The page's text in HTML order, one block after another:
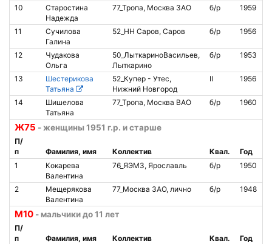
10
Старостина
Надежда
77_Тропа, Москва ЗАО б/р 1959
11
Сучилова
Галина
52_НН Саров, Саров б/р 1956
12
Чудакова
Ольга
50_ЛыткариноВасильев,
Лыткарино
б/р 1953
13
Шестерикова
Татьяна
52_Купер - Утес,
Нижний Новгород
II 1956
14
Шишелова
Татьяна
77_Тропа, Москва ВАО б/р 1960
Ж75 - женщины 1951 г.р. и старше
П/
п
Фамилия, имя Коллектив Квал. Год
1
Кокарева
Валентина
76_ЯЭМЗ, Ярославль б/р 1950
2
Мещерякова
Валентина
77_Москва ЗАО, лично б/р 1948
М10 - мальчики до 11 лет
П/
п
Фамилия, имя Коллектив Квал. Год